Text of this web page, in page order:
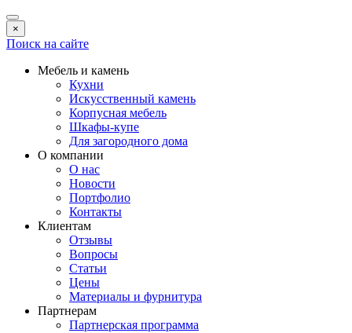
×
Поиск на сайте
Мебель и камень
Кухни
Искусственный камень
Корпусная мебель
Шкафы-купе
Для загородного дома
О компании
О нас
Новости
Портфолио
Контакты
Клиентам
Отзывы
Вопросы
Статьи
Цены
Материалы и фурнитура
Партнерам
Партнерская программа